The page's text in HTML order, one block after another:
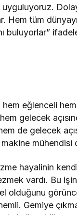
uyguluyoruz.
Hem tüm
buluyorlar”
hem eğlenceli
gelecek
de gelecek
mühendisi
hayalinin
vardı. Bu
olduğunu
Gemiye